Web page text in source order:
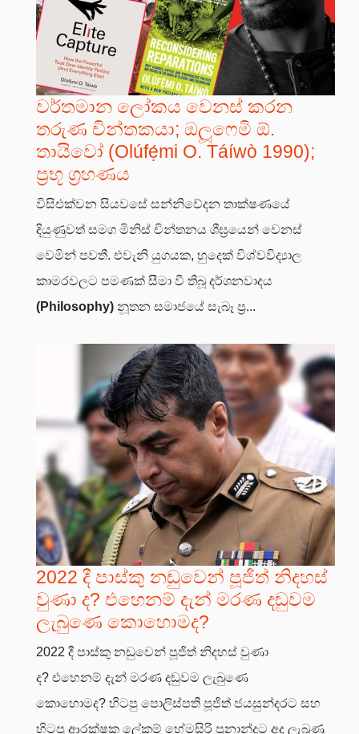
වර්තමාන ලෝකය වෙනස් කරන
තරුණ චින්තකයා; ඔලූෆෙමි ඕ.
තායිවෝ (Olúfẹ́mi O. Táíwò 1990);
ප්‍රභූ ග්‍රහණය
විසිඑක්වන සියවසේ සන්නිවේදන තාක්ෂණයේ
දියුණුවත් සමග මිනිස් චින්තනය ශීඝ්‍රයෙන් වෙනස්
වෙමින් පවතී. එවැනි යුගයක, හුදෙක් විශ්වවිද්‍යාල
කාමරවලට පමණක් සීමා වී තිබූ දර්ශනවාදය
(Philosophy) නූතන සමාජයේ සැබෑ ප්‍ර...
2022 දී පාස්කු නඩුවෙන් පූජිත් නිදහස්
වුණා ද? එහෙනම් දැන් මරණ දඬුවම
ලැබුණෙ කොහොමද?
2022 දී පාස්කු නඩුවෙන් පූජිත් නිදහස් වුණා
ද? එහෙනම් දැන් මරණ දඬුවම ලැබුණෙ
කොහොමද? හිටපු පොලිස්පති පූජිත් ජයසුන්දරට සහ
හිටපු ආරක්ෂක ලේකම් හේමසිරි ප්‍රනාන්දුට අද ලැබුණු